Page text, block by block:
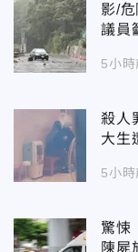
影/
議員
5小時
殺人
大生
5小時
驚悚
陳屍